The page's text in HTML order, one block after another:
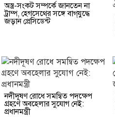
অস্ত্র-সংকট সম্পর্কে জানতেন না
ট্রাম্প, হেগসেথের সঙ্গে বাগ্‌যুদ্ধে
জড়ান প্রেসিডেন্ট
নদীদূষণ রোধে সমন্বিত পদক্ষেপ
গ্রহণে অবহেলার সুযোগ নেই:
প্রধানমন্ত্রী